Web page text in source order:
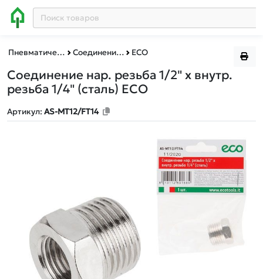
Пневматическое и гидравлическое оборудование Соединения для пневмоинструмента ECO
Соединение нар. резьба 1/2" х внутр.
резьба 1/4" (сталь) ECO
Артикул: AS-MT12/FT14